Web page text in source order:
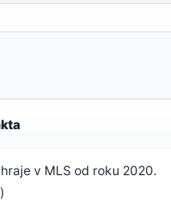
v MLS od roku 2020.
)